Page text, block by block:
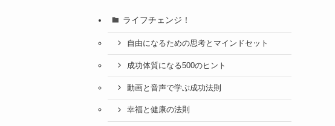
ライフチェンジ！
自由になるための思考とマインドセット
成功体質になる500のヒント
動画と音声で学ぶ成功法則
幸福と健康の法則